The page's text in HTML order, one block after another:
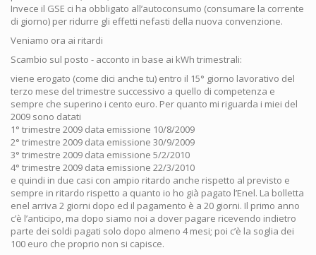
Invece il GSE ci ha obbligato all’autoconsumo (consumare la corrente
di giorno) per ridurre gli effetti nefasti della nuova convenzione.
Veniamo ora ai ritardi
Scambio sul posto - acconto in base ai kWh trimestrali:
viene erogato (come dici anche tu) entro il 15° giorno lavorativo del
terzo mese del trimestre successivo a quello di competenza e
sempre che superino i cento euro. Per quanto mi riguarda i miei del
2009 sono datati
1° trimestre 2009 data emissione 10/8/2009
2° trimestre 2009 data emissione 30/9/2009
3° trimestre 2009 data emissione 5/2/2010
4° trimestre 2009 data emissione 22/3/2010
e quindi in due casi con ampio ritardo anche rispetto al previsto e
sempre in ritardo rispetto a quanto io ho già pagato l’Enel. La bolletta
enel arriva 2 giorni dopo ed il pagamento è a 20 giorni. Il primo anno
c’è l’anticipo, ma dopo siamo noi a dover pagare ricevendo indietro
parte dei soldi pagati solo dopo almeno 4 mesi; poi c’è la soglia dei
100 euro che proprio non si capisce.